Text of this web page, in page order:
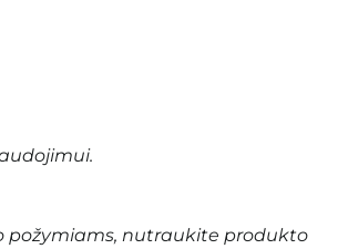
požymiams, nutraukite produkto